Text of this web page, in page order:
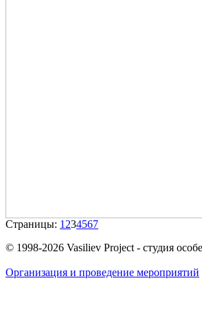
Страницы: 1 234567
© 1998-2026 Vasiliev Project - студия
Организация и проведение мероприятий